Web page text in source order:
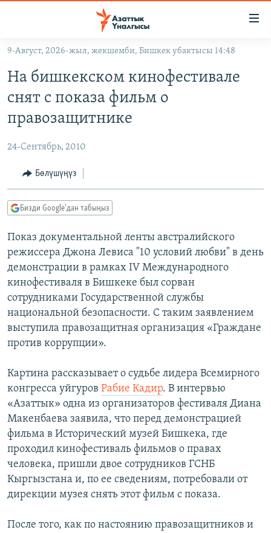
Навигацияга
өтүңүз
салыңыз
ЭКОНОМИКА
МАДАНИЯТ
БОРБОР АЗИЯ
УКРАИНА
АТАЙЫН ИЛИКТӨӨ
ТВ ПРОГРАММАЛАР
ЭКСПЕРТТЕР ТАЛДАЙТ
БИЗ ЖАНА ДҮЙНӨ
ДАНИСТЕ
ЭЖЕ-СИҢДИЛЕР
АЗАТТЫК+
ЫҢГАЙСЫЗ СУРООЛОР
ӨЗГӨЧӨ ПИКИР
Русский
ОНЛАЙН ШЕРИНЕ
9-Август, 2026-жыл, жекшемби, Бишкек убактысы 14:48
На бишкекском кинофестивале
снят с показа фильм о
правозащитнике
24-Сентябрь, 2010
Бөлүшүңүз
Бизди Google'дан табыңыз
Показ документальной ленты австралийского
режиссера Джона Левиса "10 условий любви" в день
демонстрации в рамках IV Международного
кинофестиваля в Бишкеке был сорван
сотрудниками Государственной службы
национальной безопасности. С таким заявлением
выступила правозащитная организация «Граждане
против коррупции».
Картина рассказывает о судьбе лидера Всемирного
конгресса уйгуров Рабие Кадир. В интервью
«Азаттык» одна из организаторов фестиваля Диана
Макенбаева заявила, что перед демонстрацией
фильма в Исторический музей Бишкека, где
проходил кинофестиваль фильмов о правах
человека, пришли двое сотрудников ГСНБ
Кыргызстана и, по ее сведениям, потребовали от
дирекции музея снять этот фильм с показа.
После того, как по настоянию правозащитников и